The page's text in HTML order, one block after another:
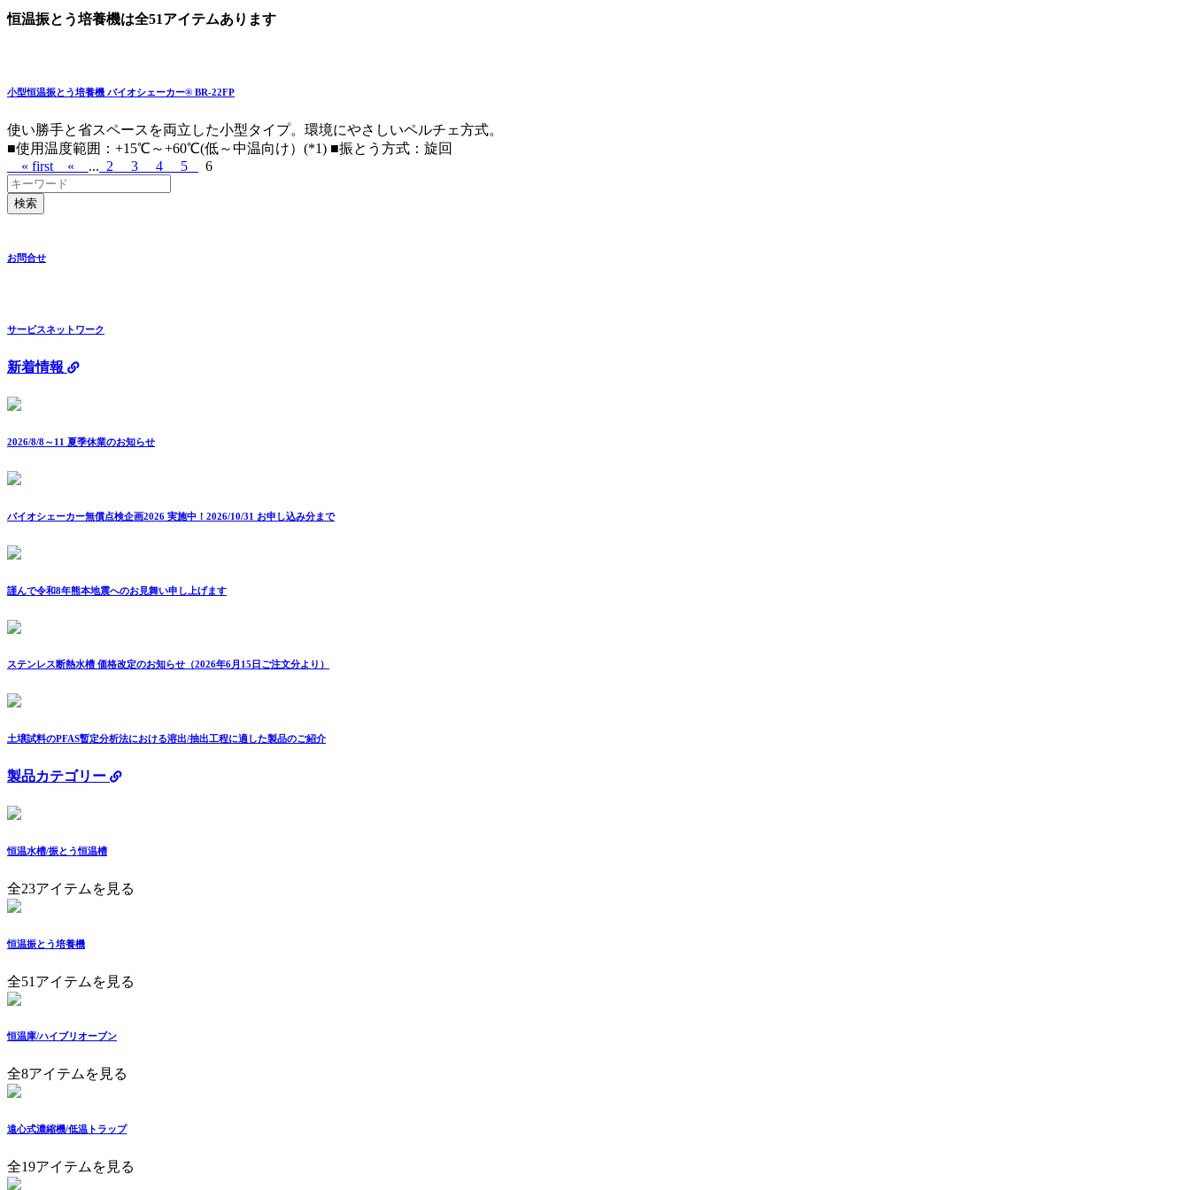
恒温振とう培養機は全51アイテムあります
小型恒温振とう培養機 バイオシェーカー® BR-22FP
使い勝手と省スペースを両立した小型タイプ。環境にやさしいペルチェ方式。
■使用温度範囲：+15℃～+60℃(低～中温向け）(*1) ■振とう方式：旋回
« first « ... 2 3 4 5 6
検索
お問合せ
サービスネットワーク
新着情報
2026/8/8～11 夏季休業のお知らせ
バイオシェーカー無償点検企画2026 実施中！2026/10/31 お申し込み分まで
謹んで令和8年熊本地震へのお見舞い申し上げます
ステンレス断熱水槽 価格改定のお知らせ（2026年6月15日ご注文分より）
土壌試料のPFAS暫定分析法における溶出/抽出工程に適した製品のご紹介
製品カテゴリー
恒温水槽/振とう恒温槽
全23アイテムを見る
恒温振とう培養機
全51アイテムを見る
恒温庫/ハイブリオーブン
全8アイテムを見る
遠心式濃縮機/低温トラップ
全19アイテムを見る